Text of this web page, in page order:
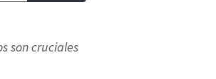
son cruciales